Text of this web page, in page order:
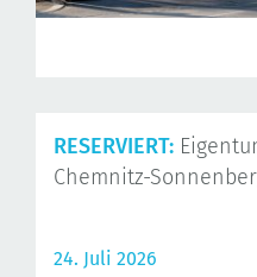
RESERVIERT:
Chemnitz-
24. Juli 2026